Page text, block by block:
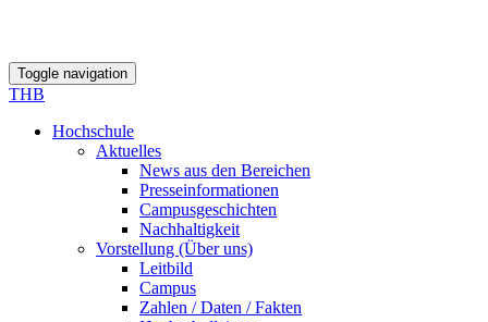
Toggle navigation
THB
Hochschule
Aktuelles
News aus den Bereichen
Presseinformationen
Campusgeschichten
Nachhaltigkeit
Vorstellung (Über uns)
Leitbild
Campus
Zahlen / Daten / Fakten